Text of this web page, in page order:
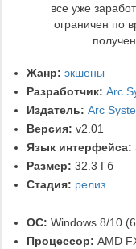
все уже
ограничен по
Жанр: экшены
Разработчик: Arc
Издатель: Arc
Версия: v2.01
Язык интерфейса:
Размер: 32.3 Гб
Стадия: релиз
ОС: Windows 8/10
Процессор: AMD